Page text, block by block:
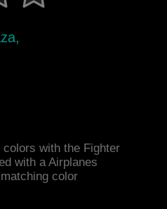
colors with the Fighter
with a Airplanes
color